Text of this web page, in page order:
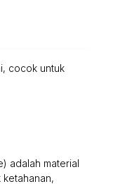
cocok untuk
adalah material